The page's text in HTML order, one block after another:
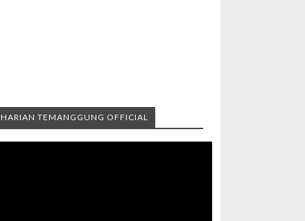
HARIAN TEMANGGUNG OFFICIAL